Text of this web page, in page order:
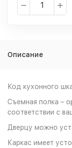
Описание
Код кухонного
Съемная полка –
соответствии с
Дверцу можно
Каркас имеет